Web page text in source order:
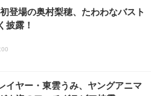
登場の奥村梨穂、たわわなバスト
披露！
イヤー・東雲うみ、ヤングアニマ